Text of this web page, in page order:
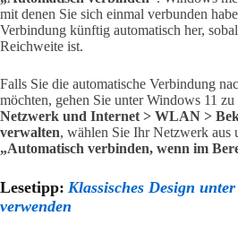
mit denen Sie sich einmal verbunden
Verbindung künftig automatisch her,
Reichweite ist.
Falls Sie die automatische Verbindung
möchten, gehen Sie unter Windows 11 zu
Netzwerk und Internet > WLAN >
verwalten, wählen Sie Ihr Netzwerk aus
„Automatisch verbinden, wenn im
Lesetipp: Klassisches Design
verwenden